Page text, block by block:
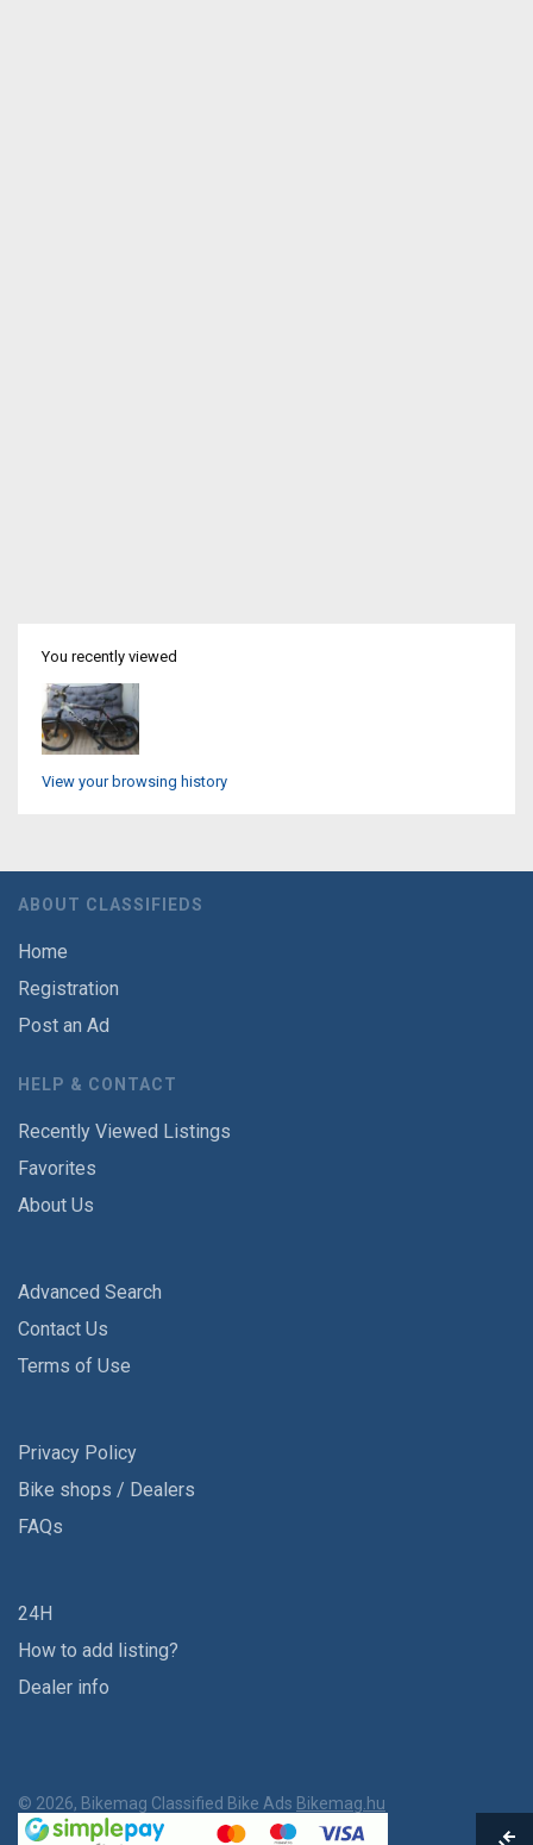
You recently viewed
View your browsing history
ABOUT CLASSIFIEDS
Home
Registration
Post an Ad
HELP & CONTACT
Recently Viewed Listings
Favorites
About Us
Advanced Search
Contact Us
Terms of Use
Privacy Policy
Bike shops / Dealers
FAQs
24H
How to add listing?
Dealer info
© 2026, Bikemag Classified Bike Ads Bikemag.hu